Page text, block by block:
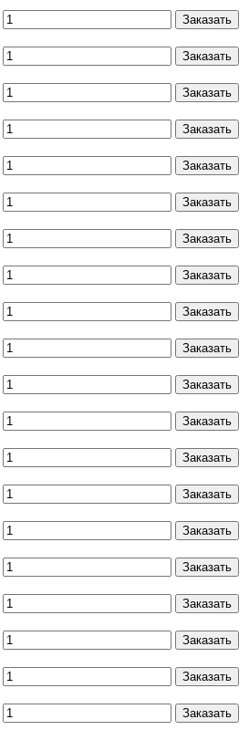
Заказать
Заказать
Заказать
Заказать
Заказать
Заказать
Заказать
Заказать
Заказать
Заказать
Заказать
Заказать
Заказать
Заказать
Заказать
Заказать
Заказать
Заказать
Заказать
Заказать